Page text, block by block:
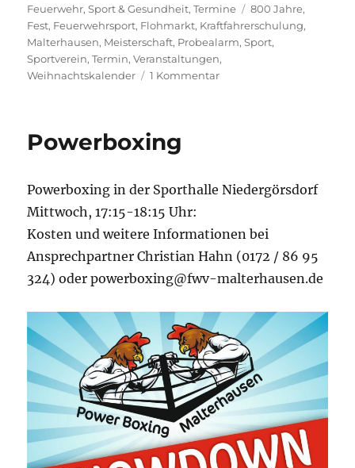
am
Feuerwehr,Sport & Gesundheit,Termine Schlagwörter
800 Jahre,
Fest, Feuerwehrsport, Flohmarkt, Kraftfahrerschulung,
Malterhausen, Meisterschaft, Probealarm,Sport,
Sportverein,Termin,Veranstaltungen,
Weihnachtskalender
1 Kommentarzu
Powerboxing
Powerboxing in der Sporthalle Niedergörsdorf
Mittwoch, 17:15-18:15 Uhr:
Kosten und weitere Informationen bei
Ansprechpartner Christian Hahn (0172 / 86 95
324) oder powerboxing@fwv-malterhausen.de